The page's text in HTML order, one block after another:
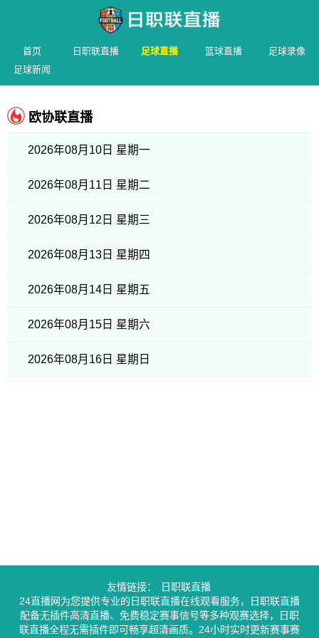
首页 日职联直播 足球直播 篮球直播
足球录像
足球新闻
欧协联直播
2026年08月10日 星期一
2026年08月11日 星期二
2026年08月12日 星期三
2026年08月13日 星期四
2026年08月14日 星期五
2026年08月15日 星期六
2026年08月16日 星期日
友情链接：
日职联直播
24直播网为您提供专业的日职联直播在线观看服务，日职联直播
配备无插件高清直播、免费稳定赛事信号等多种观赛选择，日职
联直播全程无需插件即可畅享超清画质。24小时实时更新赛事赛